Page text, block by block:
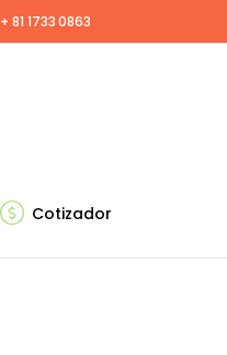
+ 81 1733 0863
Cotizador